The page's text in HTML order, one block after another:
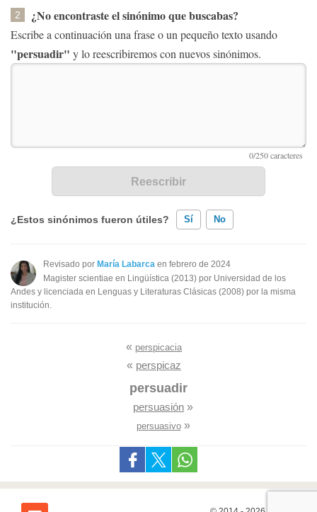
2 ¿No encontraste el sinónimo que buscabas?
Escribe a continuación una frase o un pequeño texto usando
"persuadir" y lo reescribiremos con nuevos sinónimos.
¿Estos sinónimos fueron útiles? Sí No
Existen sinónimos incorrectos
Ninguno de los sinónimos presentados me ayudó
Revisado por María Labarca en febrero de 2024
Magister scientiae en Lingüística (2013) por Universidad de los
Andes y licenciada en Lenguas y Literaturas Clásicas (2008) por la misma
institución.
« perspicacia
« perspicaz
persuadir
persuasión »
persuasivo»